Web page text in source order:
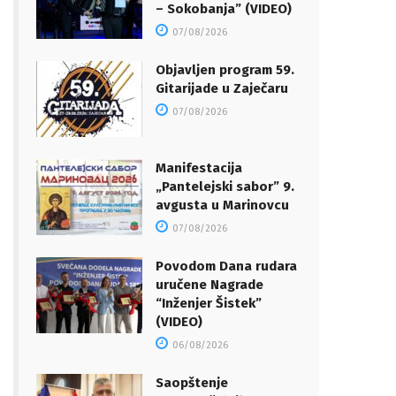
– Sokobanja” (VIDEO)
07/08/2026
Objavljen program 59.
Gitarijade u Zaječaru
07/08/2026
Manifestacija
„Pantelejski sabor” 9.
avgusta u Marinovcu
07/08/2026
Povodom Dana rudara
uručene Nagrade
“Inženjer Šistek”
(VIDEO)
06/08/2026
Saopštenje